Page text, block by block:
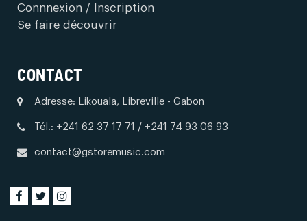
Connnexion / Inscription
Se faire découvrir
CONTACT
Adresse: Likouala, Libreville - Gabon
Tél.: +241 62 37 17 71 / +241 74 93 06 93
contact@gstoremusic.com